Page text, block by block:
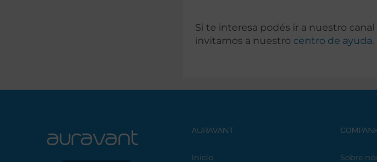
Si te interesa podés ir a nuestro canal
invitamos a nuestro centro de ayuda.
AURAVANT
Inicio Sobre